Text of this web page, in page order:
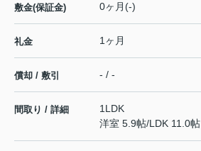
敷金(保証金) 0ヶ月(-)
礼金 1ヶ月
償却 / 敷引 - / -
間取り / 詳細
1LDK
洋室 5.9帖/LDK 11.0帖